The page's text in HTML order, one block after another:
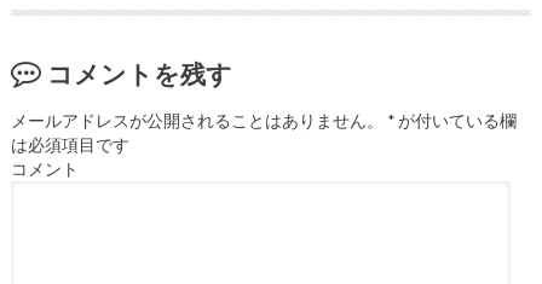
コメントを残す
メールアドレスが公開されることはありません。 *が付いている欄
は必須項目です
コメント